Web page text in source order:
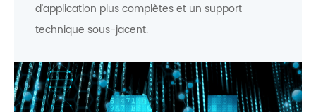
d'application plus complètes et un support
technique sous-jacent.